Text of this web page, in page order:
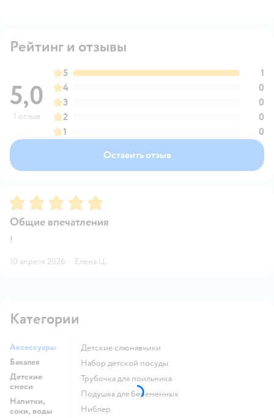
Рейтинг и отзывы
5,0
1 отзыв
5
1
4
0
3
0
2
0
1
0
Оставить отзыв
Рейтинг:5
Общие впечатления
!
10 апреля 2026 · Елена Ц.
Категории
Аксессуары
Бакалея
Детские
смеси
Напитки,
соки, воды
Детские слюнявчики
набор детской посуды
трубочка для поильника
подушка для беременных
ниблер